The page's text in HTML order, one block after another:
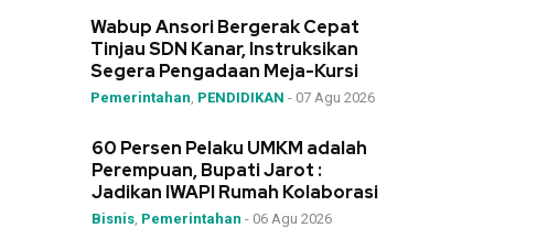
Wabup Ansori Bergerak Cepat
Tinjau SDN Kanar, Instruksikan
Segera Pengadaan Meja-Kursi
Pemerintahan, PENDIDIKAN - 07 Agu 2026
60 Persen Pelaku UMKM adalah
Perempuan, Bupati Jarot :
Jadikan IWAPI Rumah Kolaborasi
Bisnis, Pemerintahan - 06 Agu 2026